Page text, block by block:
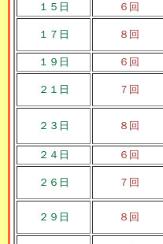
１５日
６回
１７日 ８回
１９日
６回
２１日 ７回
２３日 ８回
２４日
６回
２６日 ７回
２９日 ８回